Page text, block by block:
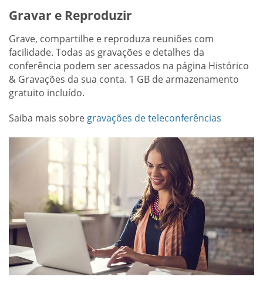
Gravar e Reproduzir
Grave, compartilhe e reproduza reuniões com
facilidade. Todas as gravações e detalhes da
conferência podem ser acessados na página Histórico
& Gravações da sua conta. 1 GB de armazenamento
gratuito incluído.
Saiba mais sobre gravações de teleconferências